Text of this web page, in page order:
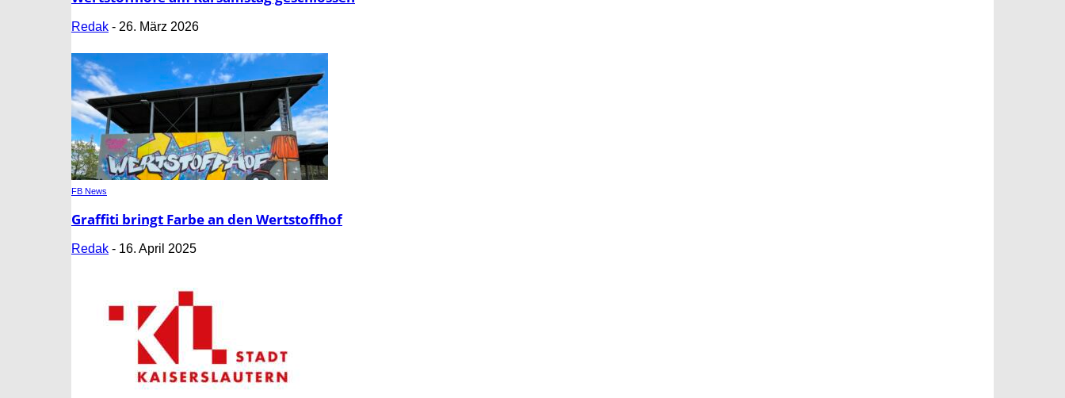
Redak - 26. März 2026
FB News
Graffiti bringt Farbe an den Wertstoffhof
Redak - 16. April 2025